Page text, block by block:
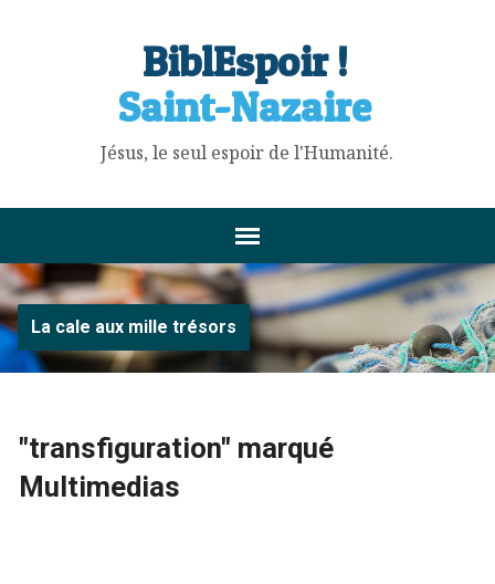
BiblEspoir !
Saint-Nazaire
Jésus, le seul espoir de l'Humanité.
La cale aux mille trésors
"transfiguration" marqué
Multimedias